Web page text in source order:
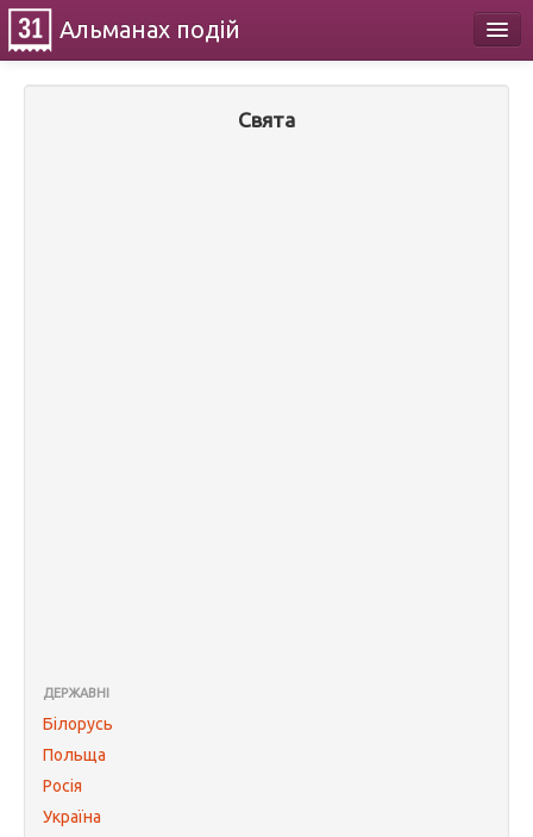
Альманах подій
Свята
ДЕРЖАВНІ
Білорусь
Польща
Росія
Україна